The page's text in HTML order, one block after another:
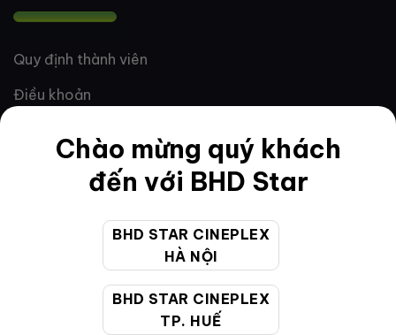
Chào mừng quý khách
đến với BHD Star
BHD STAR CINEPLEX
HÀ NỘI
BHD STAR CINEPLEX
TP. HUẾ
Quy định thành viên
Điều khoản
Quy định và chính sách chung
CHĂM SÓC KHÁCH HÀNG